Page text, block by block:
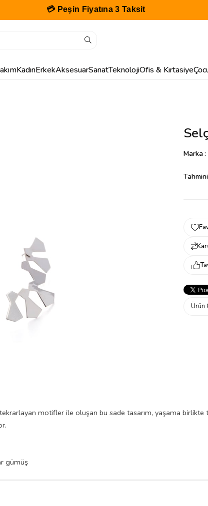
💳 Peşin Fiyatına 3 Taksit
KadınErkekAksesuarSanatTeknolojiOfis & Kırtasiye
Marka:
Ürün
motifler ile oluşan bu sade tasarım, yaşama birlikte
gümüş